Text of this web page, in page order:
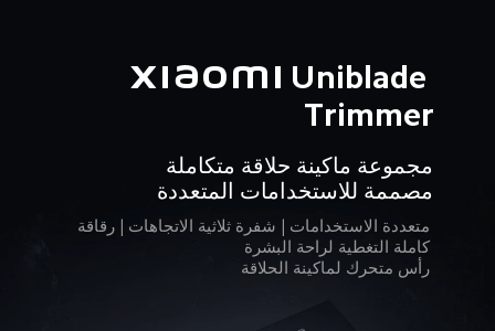
Xiaomi Uniblade
Trimmer
مجموعة ماكينة حلاقة متكاملة
مصممة للاستخدامات المتعددة
متعددة الاستخدامات | شفرة ثلاثية الاتجاهات | رقاقة
رأس متحرك لماكينة الحلاقة